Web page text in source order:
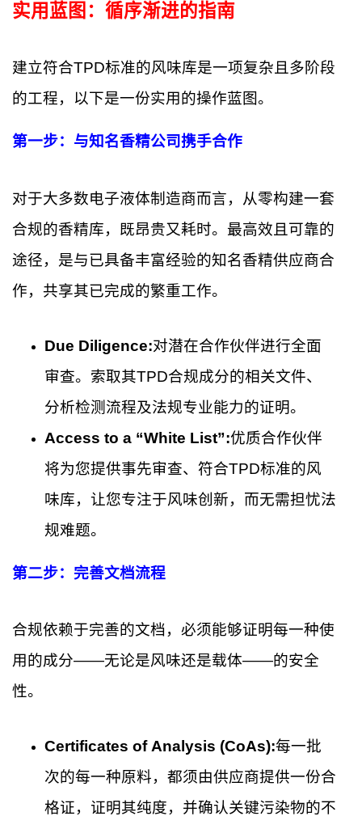
实用蓝图：循序渐进的指南
建立符合TPD标准的风味库是一项复杂且多阶段
的工程，以下是一份实用的操作蓝图。
第一步：与知名香精公司携手合作
对于大多数电子液体制造商而言，从零构建一套
合规的香精库，既昂贵又耗时。最高效且可靠的
途径，是与已具备丰富经验的知名香精供应商合
作，共享其已完成的繁重工作。
Due Diligence:对潜在合作伙伴进行全面
审查。索取其TPD合规成分的相关文件、
分析检测流程及法规专业能力的证明。
Access to a “White List”:优质合作伙伴
将为您提供事先审查、符合TPD标准的风
味库，让您专注于风味创新，而无需担忧法
规难题。
第二步：完善文档流程
合规依赖于完善的文档，必须能够证明每一种使
用的成分——无论是风味还是载体——的安全
性。
Certificates of Analysis (CoAs):每一批
次的每一种原料，都须由供应商提供一份合
格证，证明其纯度，并确认关键污染物的不